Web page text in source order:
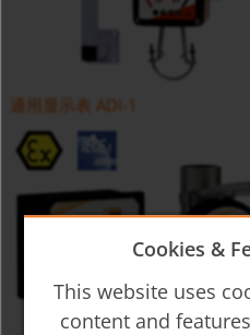
通用显示表 ADI-1
Cookies &
This website uses
content and